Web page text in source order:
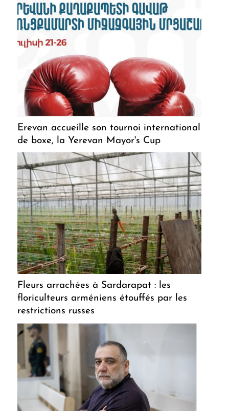
Erevan accueille son tournoi international
de boxe, la Yerevan Mayor's Cup
Fleurs arrachées à Sardarapat : les
floriculteurs arméniens étouffés par les
restrictions russes